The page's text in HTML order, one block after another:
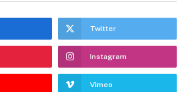
Twitter
Instagram
Vimeo